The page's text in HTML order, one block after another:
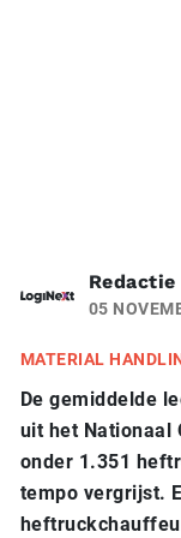
Redactie
05
MATERIAL
De gemiddelde
uit het Nationaal
onder 1.351
tempo vergrijst.